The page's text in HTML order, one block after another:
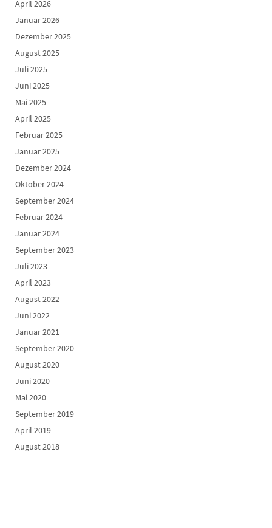
April 2026
Januar 2026
Dezember 2025
August 2025
Juli 2025
Juni 2025
Mai 2025
April 2025
Februar 2025
Januar 2025
Dezember 2024
Oktober 2024
September 2024
Februar 2024
Januar 2024
September 2023
Juli 2023
April 2023
August 2022
Juni 2022
Januar 2021
September 2020
August 2020
Juni 2020
Mai 2020
September 2019
April 2019
August 2018